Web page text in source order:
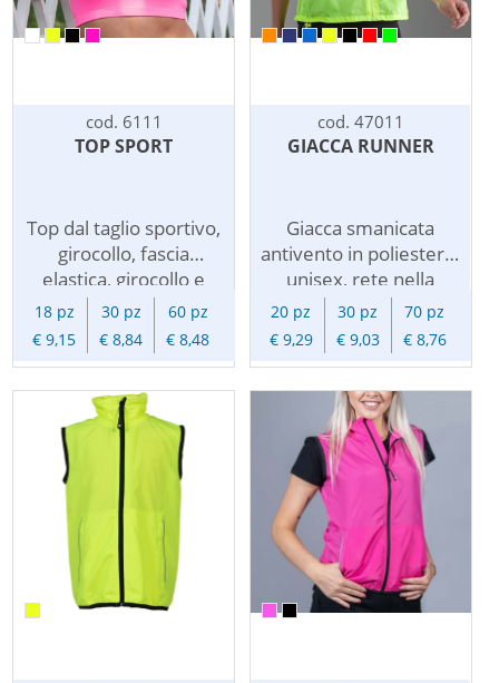
cod. 6111
TOP SPORT
Top dal taglio sportivo,
girocollo, fascia
elastica, girocollo e
giromanica bordati,
etichetta strappabile,
struttura con cuciture
10% elastane
gr.210/m2.
18 pz 30 pz
60 pz
€ 9,15
€ 8,84 € 8,48
cod. 47011
GIACCA RUNNER
Giacca smanicata
antivento in poliestere,
unisex, rete nella
schiena. Inserti
catarifrangenti sia
davanti che dietro. Zip
taschina interna lato
sinistro, cordoncino in
vita con stopper.
20 pz 30 pz
70 pz
€ 9,29
€ 9,03 € 8,76